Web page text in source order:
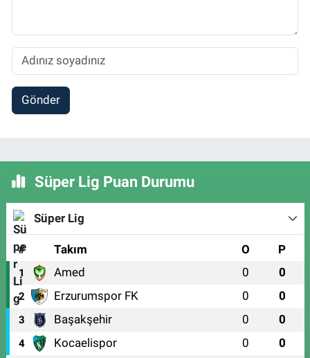
Gönder
Süper Lig Puan Durumu
Süper Lig
# Takım O P
1 Amed 0 0
2 Erzurumspor FK 0 0
3 Başakşehir 0 0
4 Kocaelispor 0 0